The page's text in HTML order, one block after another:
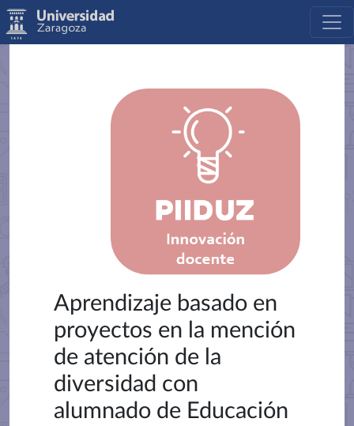
Aprendizaje basado en
proyectos en la mención
de atención de la
diversidad con
alumnado de Educación